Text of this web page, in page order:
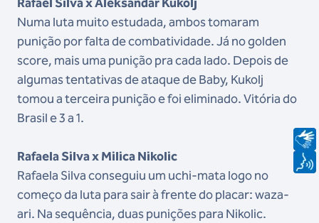
Numa luta muito estudada, ambos tomaram
punição por falta de combatividade. Já no golden
score, mais uma punição pra cada lado. Depois de
algumas tentativas de ataque de Baby, Kukolj
tomou a terceira punição e foi eliminado. Vitória do
Brasil e 3 a 1.
Rafaela Silva x Milica Nikolic
Rafaela Silva conseguiu um uchi-mata logo no
começo da luta para sair à frente do placar: waza-
ari. Na sequência, duas punições para Nikolic.